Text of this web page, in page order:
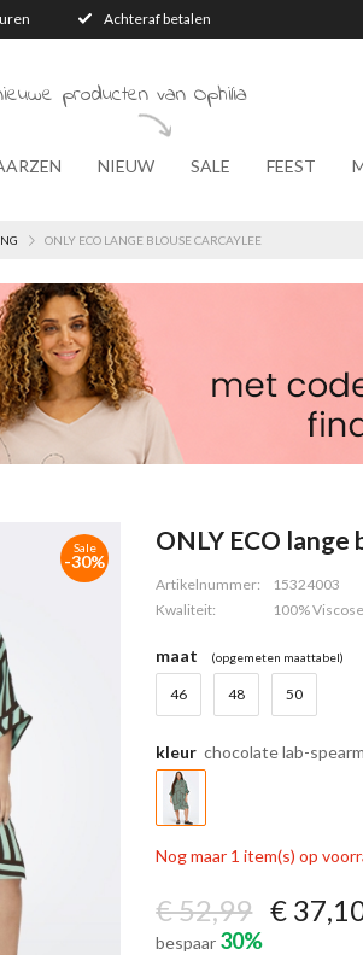
Achteraf betalen
producten van Ophilia
NIEUW SALE FEEST
ONLY ECO LANGE BLOUSE CARCAYLEE
Sale
-30%
ONLY ECO lange
Artikelnummer:
15324003
Kwaliteit:
100%
maat (opgemeten maattabel)
46 48 50
kleur chocolate lab-
Nog maar 1 item(s) op
€ 52,99 €
bespaar 30%